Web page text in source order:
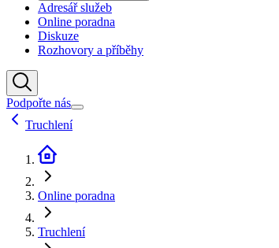
Adresář služeb
Online poradna
Diskuze
Rozhovory a příběhy
Podpořte nás
Truchlení
Online poradna
Truchlení